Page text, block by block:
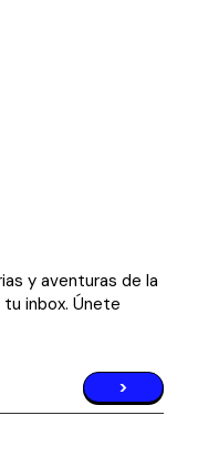
y aventuras de la
inbox. Únete
>